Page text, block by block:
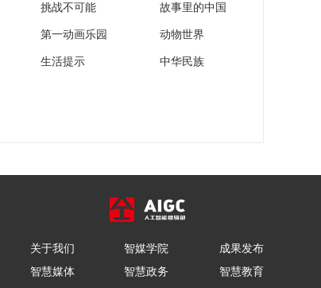
挑战不可能 故事里的中国
第一动画乐园 动物世界
生活提示 中华民族
关于我们 智媒学院
成果发布
智慧媒体
智慧政务 智慧教育